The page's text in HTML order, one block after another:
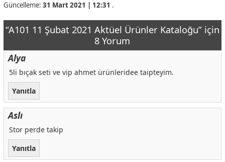
Güncelleme: 31 Mart 2021 | 12:31 .
“A101 11 Şubat 2021 Aktüel Ürünler Kataloğu” için
8 Yorum
Alya
5li bıçak seti ve vip ahmet ürünleridee taipteyim.
Yanıtla
Aslı
Stor perde takip
Yanıtla